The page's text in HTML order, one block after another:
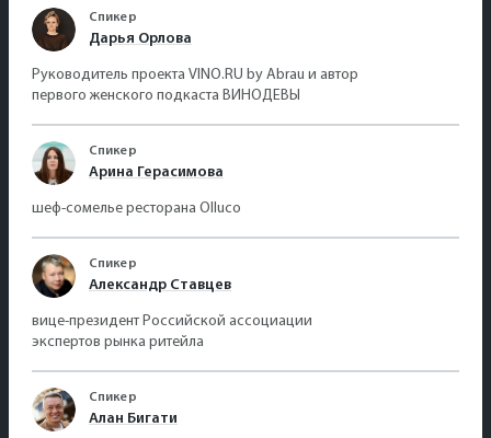
Спикер
Дарья Орлова
Руководитель проекта VINO.RU by Abrau и автор
первого женского подкаста ВИНОДЕВЫ
Спикер
Арина Герасимова
шеф-сомелье ресторана Olluco
Спикер
Александр Ставцев
вице-президент Российской ассоциации
экспертов рынка ритейла
Спикер
Алан Бигати